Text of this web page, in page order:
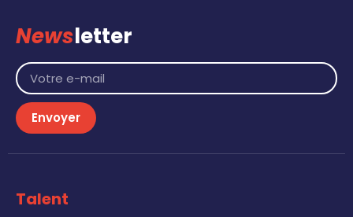
Newsletter
Envoyer
Talent